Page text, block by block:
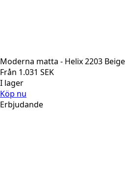
Moderna matta - Helix 2203 Beige
Från 1.031 SEK
I lager
Köp nu
Erbjudande